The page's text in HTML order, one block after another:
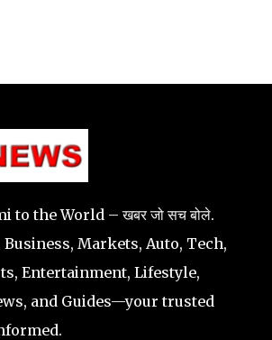
to the World – खबर जो सच बोले.
Markets, Auto, Tech,
Entertainment, Lifestyle,
and Guides—your trusted